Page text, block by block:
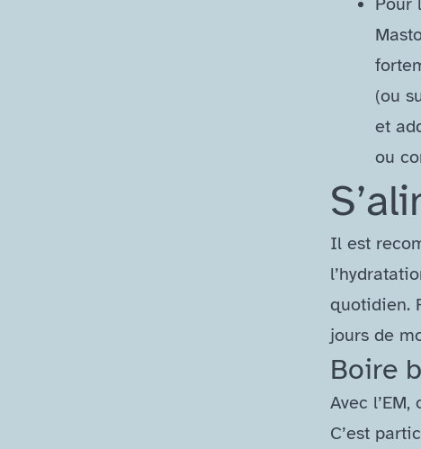
(ou
et
ou
Il est
quotidien.
jours de
Boire
Avec
C’est